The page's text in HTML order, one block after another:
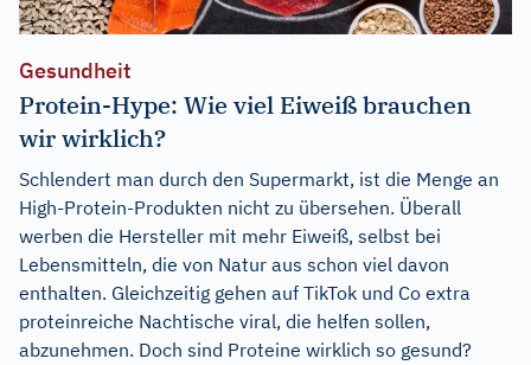
Gesundheit
Protein-Hype: Wie viel Eiweiß brauchen
wir wirklich?
Schlendert man durch den Supermarkt, ist die Menge an
High-Protein-Produkten nicht zu übersehen. Überall
werben die Hersteller mit mehr Eiweiß, selbst bei
Lebensmitteln, die von Natur aus schon viel davon
enthalten. Gleichzeitig gehen auf TikTok und Co extra
proteinreiche Nachtische viral, die helfen sollen,
abzunehmen. Doch sind Proteine wirklich so gesund?